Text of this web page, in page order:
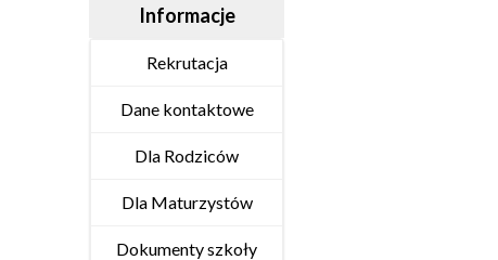
Informacje
Rekrutacja
Dane kontaktowe
Dla Rodziców
Dla Maturzystów
Dokumenty szkoły